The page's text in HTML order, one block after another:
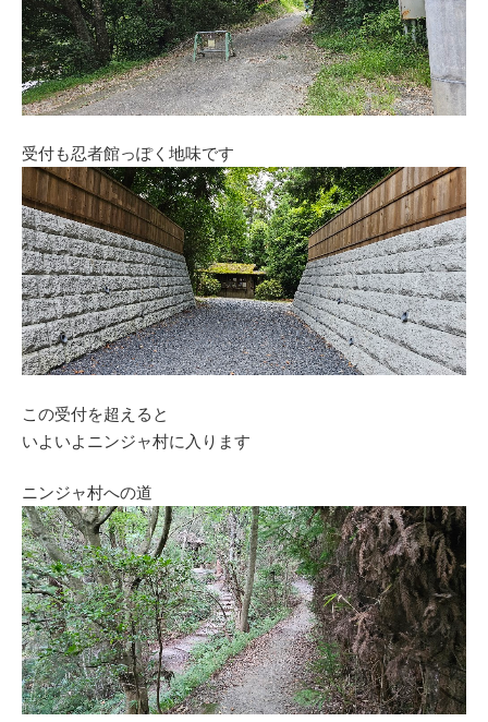
受付も忍者館っぽく地味です
この受付を超えると
いよいよニンジャ村に入ります
ニンジャ村への道